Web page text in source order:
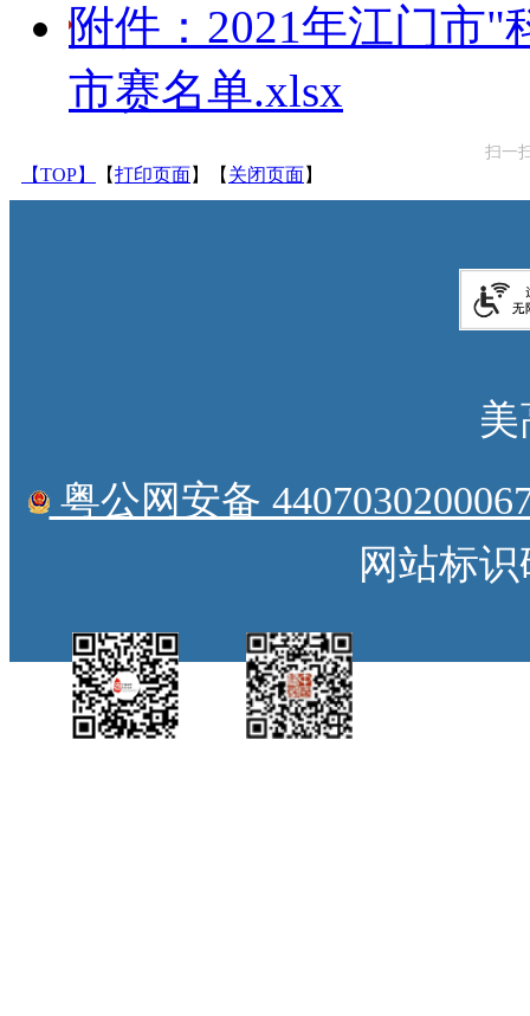
附件：2021年江门市"
市赛名单.xlsx
扫一
【TOP】 【打印页面】【 关闭页面】
美
粤公网安备
网站标识